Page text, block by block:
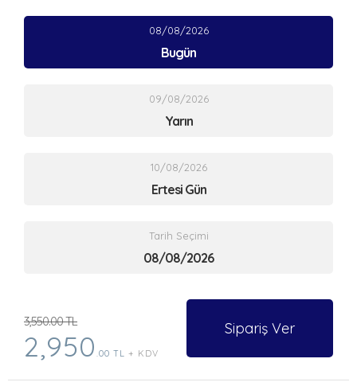
08/08/2026
Bugün
09/08/2026
Yarın
10/08/2026
Ertesi Gün
Tarih Seçimi
3,550.00 TL
2,950 .00 TL + KDV
Sipariş Ver